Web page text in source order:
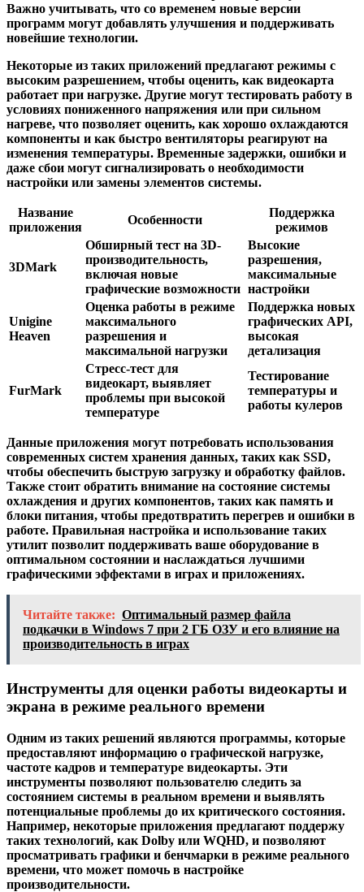
Важно учитывать, что со временем новые версии
программ могут добавлять улучшения и поддерживать
новейшие технологии.
Некоторые из таких приложений предлагают режимы с
высоким разрешением, чтобы оценить, как видеокарта
работает при нагрузке. Другие могут тестировать работу в
условиях пониженного напряжения или при сильном
нагреве, что позволяет оценить, как хорошо охлаждаются
компоненты и как быстро вентиляторы реагируют на
изменения температуры. Временные задержки, ошибки и
даже сбои могут сигнализировать о необходимости
настройки или замены элементов системы.
Название
приложения
Особенности
Поддержка
режимов
3DMark
Обширный тест на 3D-
производительность,
включая новые
графические возможности
Высокие
разрешения,
максимальные
настройки
Unigine
Heaven
Оценка работы в режиме
максимального
разрешения и
максимальной нагрузки
Поддержка новых
графических API,
высокая
детализация
FurMark
Стресс-тест для
видеокарт, выявляет
проблемы при высокой
температуре
Тестирование
температуры и
работы кулеров
Данные приложения могут потребовать использования
современных систем хранения данных, таких как SSD,
чтобы обеспечить быструю загрузку и обработку файлов.
Также стоит обратить внимание на состояние системы
охлаждения и других компонентов, таких как память и
блоки питания, чтобы предотвратить перегрев и ошибки в
работе. Правильная настройка и использование таких
утилит позволит поддерживать ваше оборудование в
оптимальном состоянии и наслаждаться лучшими
графическими эффектами в играх и приложениях.
Читайте также: Оптимальный размер файла
подкачки в Windows 7 при 2 ГБ ОЗУ и его влияние на
производительность в играх
Инструменты для оценки работы видеокарты и
экрана в режиме реального времени
Одним из таких решений являются программы, которые
предоставляют информацию о графической нагрузке,
частоте кадров и температуре видеокарты. Эти
инструменты позволяют пользователю следить за
состоянием системы в реальном времени и выявлять
потенциальные проблемы до их критического состояния.
Например, некоторые приложения предлагают поддержу
таких технологий, как Dolby или WQHD, и позволяют
просматривать графики и бенчмарки в режиме реального
времени, что может помочь в настройке
производительности.